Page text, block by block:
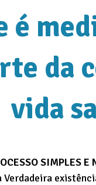
é
da
vida
SIMPLES E
Verdadeira